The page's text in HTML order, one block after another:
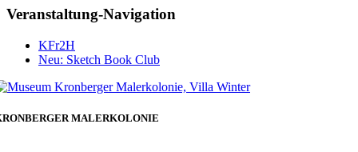
Facebook
Veranstaltung-Navigation
KFr2H
Neu: Sketch Book Club
MALERKOLONIE